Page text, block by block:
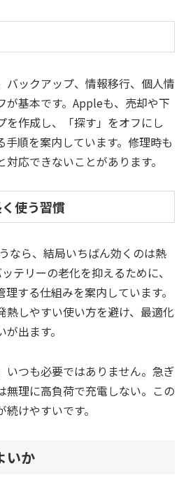
バックアップ、情報移行、個人情
が基本です。Appleも、売却や下
を作成し、「探す」をオフにし
手順を案内しています。修理時も
対応できないことがあります。
使う習慣
なら、結局いちばん効くのは熱
テリーの老化を抑えるために、
する仕組みを案内しています。
熱しやすい使い方を避け、最適化
出ます。
いつも必要ではありません。急ぎ
無理に高負荷で充電しない。この
けやすいです。
いか